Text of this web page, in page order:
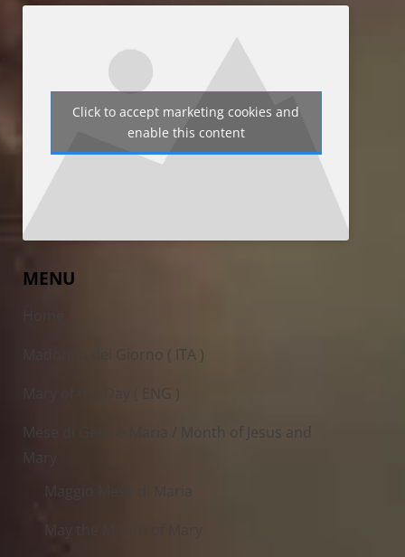
Click to accept marketing cookies and
enable this content
MENU
Madonna del Giorno ( ITA )
Mary of the Day ( ENG )
Mese di Gesù e Maria / Month of Jesus and
Mary
Maggio Mese di Maria